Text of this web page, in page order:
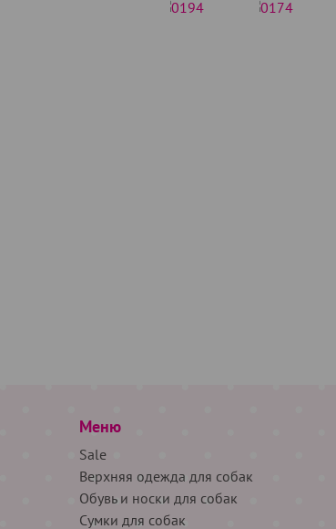
Меню
Sale
Верхняя одежда для собак
Обувь и носки для собак
Сумки для собак